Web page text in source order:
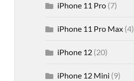
iPhone 11 Pro(7)
iPhone 11 Pro Max(4)
iPhone 12(20)
iPhone 12 Mini (9)